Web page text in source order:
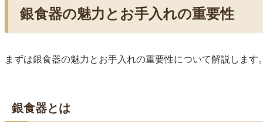
銀食器の魅力とお手入れの重要性
まずは銀食器の魅力とお手入れの重要性について解説します
銀食器とは